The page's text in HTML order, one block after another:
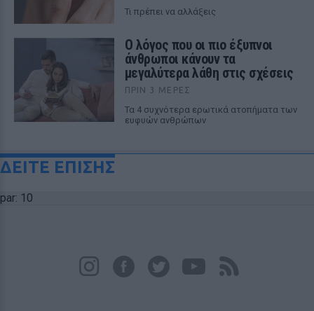
Τι πρέπει να αλλάξεις
Ο λόγος που οι πιο έξυπνοι
άνθρωποι κάνουν τα
μεγαλύτερα λάθη στις σχέσεις
ΠΡΙΝ 3 ΜΈΡΕΣ
Τα 4 συχνότερα ερωτικά ατοπήματα των
ευφυών ανθρώπων
ΔΕΙΤΕ ΕΠΙΣΗΣ
par: 10